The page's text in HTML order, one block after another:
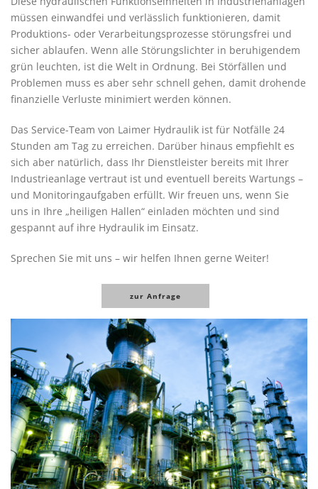
müssen einwandfei und verlässlich funktionieren, damit
Produktions- oder Verarbeitungsprozesse störungsfrei und
sicher ablaufen. Wenn alle Störungslichter in beruhigendem
grün leuchten, ist die Welt in Ordnung. Bei Störfällen und
Problemen muss es aber sehr schnell gehen, damit drohende
finanzielle Verluste minimiert werden können.
Das Service-Team von Laimer Hydraulik ist für Notfälle 24
Stunden am Tag zu erreichen. Darüber hinaus empfiehlt es
sich aber natürlich, dass Ihr Dienstleister bereits mit Ihrer
Industrieanlage vertraut ist und eventuell bereits Wartungs –
und Monitoringaufgaben erfüllt. Wir freuen uns, wenn Sie
uns in Ihre „heiligen Hallen“ einladen möchten und sind
gespannt auf ihre Hydraulik im Einsatz.
Sprechen Sie mit uns – wir helfen Ihnen gerne Weiter!
zur Anfrage